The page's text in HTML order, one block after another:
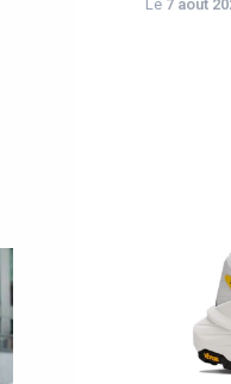
Le 7 août